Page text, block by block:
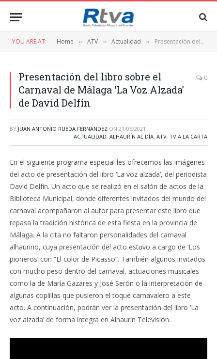
YOU ARE AT: Home » ATV » Actualidad » Presentación del libro sobre el Carnaval de Málaga ‘La Voz Alzada’ de David Delfín
Presentación del libro sobre el
Carnaval de Málaga ‘La Voz Alzada’
de David Delfín
0
BY JUAN ANTONIO RUEDA FERNANDEZ ON 21/05/2021
ACTUALIDAD, ALHAURÍN AL DÍA, ATV, TV A LA CARTA
En el siguiente programa especial les ofrecemos las imágenes
del acto de presentación del libro ‘La voz alzada’, del periodista
David Delfín. Un acto que se realizó en el salón de actos de la
Biblioteca Municipal, donde diferentes invitados del mundo del
carnaval acompañaron al autor para presentar este libro que
repasa la tradición histórica de esta fiesta en la provincia de
Málaga. A la cita no faltaron personalidades del carnaval
alhaurino, cuya presentación del acto estuvo a cargo de ‘Los
pioneros’ con “El color de Picasso”. También algunos invitados
con mucho peso dentro del carnaval, actuaciones musicales
como la de María Gazares y José Serón o la interpretación de
algunas coplillas que pusieron el toque carnavalero a este
acto. A continuación, podrán ver la presentación del libro ‘La
voz alzada’ de forma íntegra en Alhaurín Televisión.